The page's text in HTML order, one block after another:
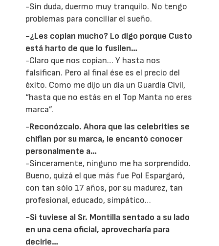
-Sin duda, duermo muy tranquilo. No tengo
problemas para conciliar el sueño.
-¿Les copian mucho? Lo digo porque Custo
está harto de que lo fusilen…
-Claro que nos copian… Y hasta nos
falsifican. Pero al final ése es el precio del
éxito. Como me dijo un día un Guardia Civil,
“hasta que no estás en el Top Manta no eres
marca”.
-Reconózcalo. Ahora que las celebrities se
chiflan por su marca, le encantó conocer
personalmente a…
-Sinceramente, ninguno me ha sorprendido.
Bueno, quizá el que más fue Pol Espargaró,
con tan sólo 17 años, por su madurez, tan
profesional, educado, simpático…
-Si tuviese al Sr. Montilla sentado a su lado
en una cena oficial, aprovecharía para
decirle…